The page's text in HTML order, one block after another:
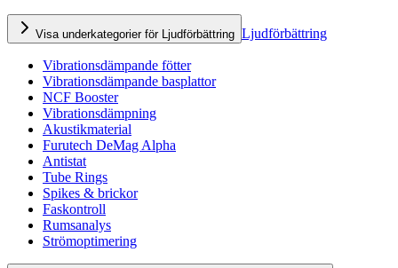
Visa underkategorier för Ljudförbättring Ljudförbättring
Vibrationsdämpande fötter
Vibrationsdämpande basplattor
NCF Booster
Vibrationsdämpning
Akustikmaterial
Furutech DeMag Alpha
Antistat
Tube Rings
Spikes & brickor
Faskontroll
Rumsanalys
Strömoptimering